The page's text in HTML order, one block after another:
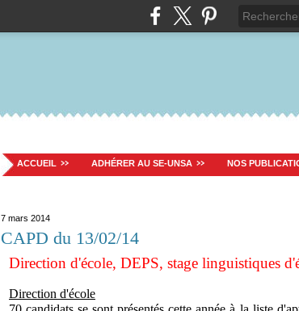
ACCUEIL ADHÉRER AU SE-UNSA NOS
7 mars 2014
CAPD du 13/02/14
Direction d'école, DEPS, stage linguistiques
Direction d'école